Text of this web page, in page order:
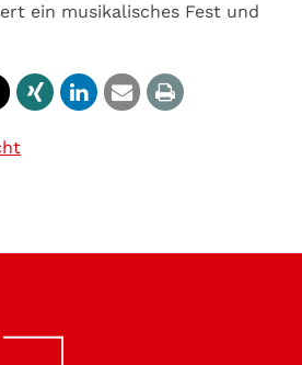
ein musikalisches Fest und